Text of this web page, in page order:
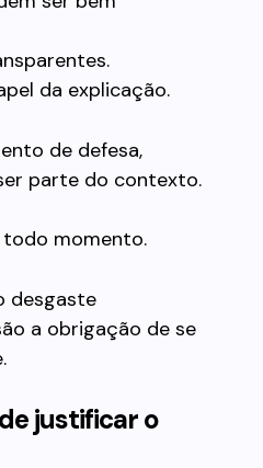
da explicação.
de defesa,
parte do contexto.
todo momento.
desgaste
a obrigação de se
justificar o